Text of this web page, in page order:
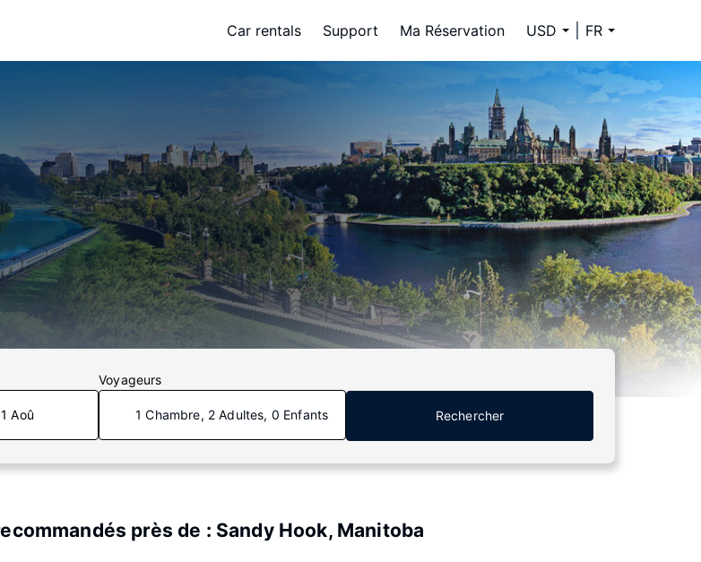
Car rentals Support Ma Réservation USD FR
Aoû
Voyageurs
1 Chambre, 2 Adultes, 0 Enfants Rechercher
près de : Sandy Hook, Manitoba